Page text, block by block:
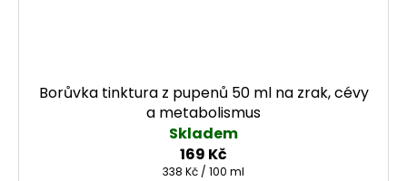
Borůvka tinktura z pupenů 50 ml na zrak, cévy
a metabolismus
Skladem
169 Kč
Měrná cena:
338 Kč / 100 ml